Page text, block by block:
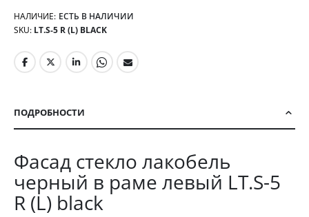
НАЛИЧИЕ: ЕСТЬ В НАЛИЧИИ
SKU LT.S-5 R (L) BLACK
ПОДРОБНОСТИ
Фасад стекло лакобель
черный в раме левый LT.S-5
R (L) black